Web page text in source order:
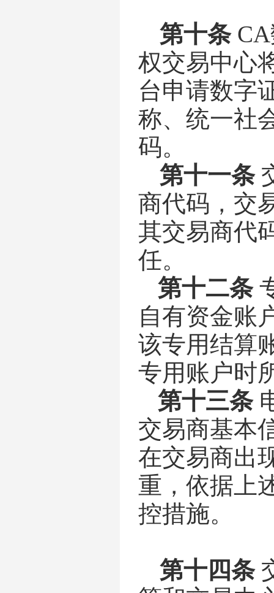
第十条
权交易中心
台申请数字
称、统一社
码。
第十一条
商代码，交
其交易商代
任。
第十二条
自有资金账
该专用结算
专用账户时
第十三条
交易商基本
在交易商出
重，依据上
控措施。
第十四条